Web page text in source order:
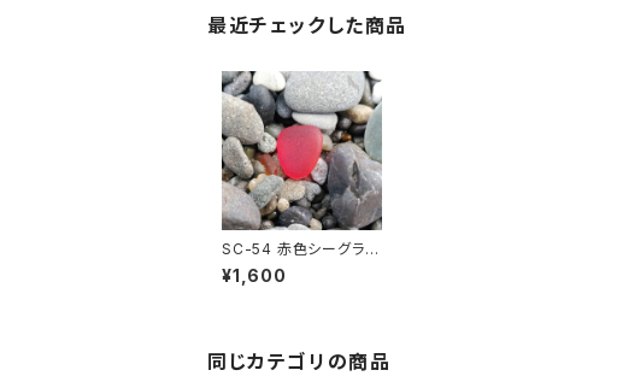
最近チェックした商品
SC-54 赤色シーグラス
(ビーチグラス)
¥1,600
同じカテゴリの商品